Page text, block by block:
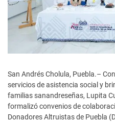
San Andrés Cholula, Puebla.–
servicios de asistencia social y
familias sanandreseñas, Lupita
formalizó convenios de
Donadores Altruistas de Puebla